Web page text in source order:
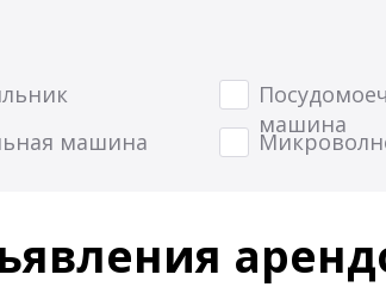
машина
машина